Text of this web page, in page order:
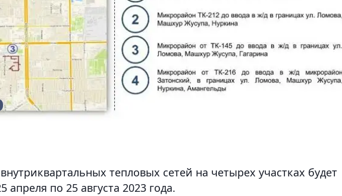
тепловых сетей на четырех участках будет
апреля по 25 августа 2023 года.